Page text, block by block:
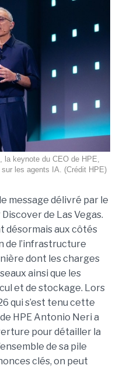
la keynote du CEO de HPE,
les agents IA. (Crédit HPE)
message délivré par le
de Las Vegas.
désormais aux côtés
de l’infrastructure
dont les charges
ainsi que les
et de stockage. Lors
qui s’est tenu cette
HPE Antonio Neri a
pour détailler la
de sa pile
clés, on peut